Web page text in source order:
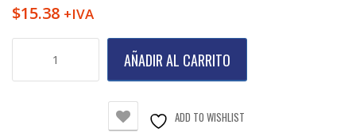
$15.38 +IVA
AÑADIR AL CARRITO
ADD TO WISHLIST